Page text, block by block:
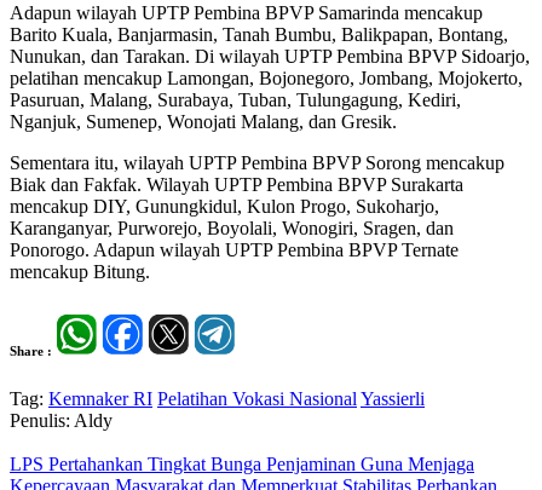
Adapun wilayah UPTP Pembina BPVP Samarinda mencakup
Barito Kuala, Banjarmasin, Tanah Bumbu, Balikpapan, Bontang,
Nunukan, dan Tarakan. Di wilayah UPTP Pembina BPVP Sidoarjo,
pelatihan mencakup Lamongan, Bojonegoro, Jombang, Mojokerto,
Pasuruan, Malang, Surabaya, Tuban, Tulungagung, Kediri,
Nganjuk, Sumenep, Wonojati Malang, dan Gresik.
Sementara itu, wilayah UPTP Pembina BPVP Sorong mencakup
Biak dan Fakfak. Wilayah UPTP Pembina BPVP Surakarta
mencakup DIY, Gunungkidul, Kulon Progo, Sukoharjo,
Karanganyar, Purworejo, Boyolali, Wonogiri, Sragen, dan
Ponorogo. Adapun wilayah UPTP Pembina BPVP Ternate
mencakup Bitung.
Share :
Tag: Kemnaker RI Pelatihan Vokasi Nasional Yassierli
Penulis: Aldy
LPS Pertahankan Tingkat Bunga Penjaminan Guna Menjaga
Kepercayaan Masyarakat dan Memperkuat Stabilitas Perbankan